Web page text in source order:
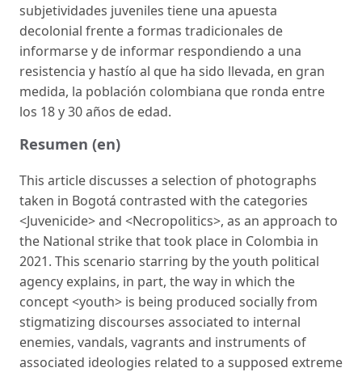
subjetividades juveniles tiene una apuesta
decolonial frente a formas tradicionales de
informarse y de informar respondiendo a una
resistencia y hastío al que ha sido llevada, en gran
medida, la población colombiana que ronda entre
los 18 y 30 años de edad.
Resumen (en)
This article discusses a selection of photographs
taken in Bogotá contrasted with the categories
<Juvenicide> and <Necropolitics>, as an approach to
the National strike that took place in Colombia in
2021. This scenario starring by the youth political
agency explains, in part, the way in which the
concept <youth> is being produced socially from
stigmatizing discourses associated to internal
enemies, vandals, vagrants and instruments of
associated ideologies related to a supposed extreme